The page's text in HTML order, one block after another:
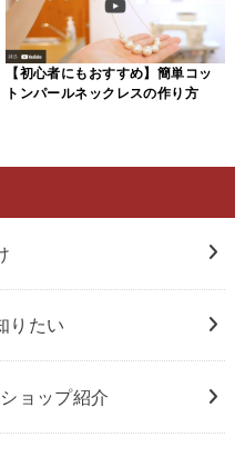
【初心者にもおすすめ】簡単コッ
トンパールネックレスの作り方
りたい
ョップ紹介